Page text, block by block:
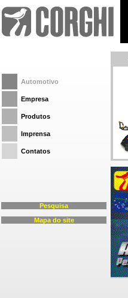
Automotivo
Empresa
Produtos
Imprensa
Contatos
Pesquisa
Mapa do site